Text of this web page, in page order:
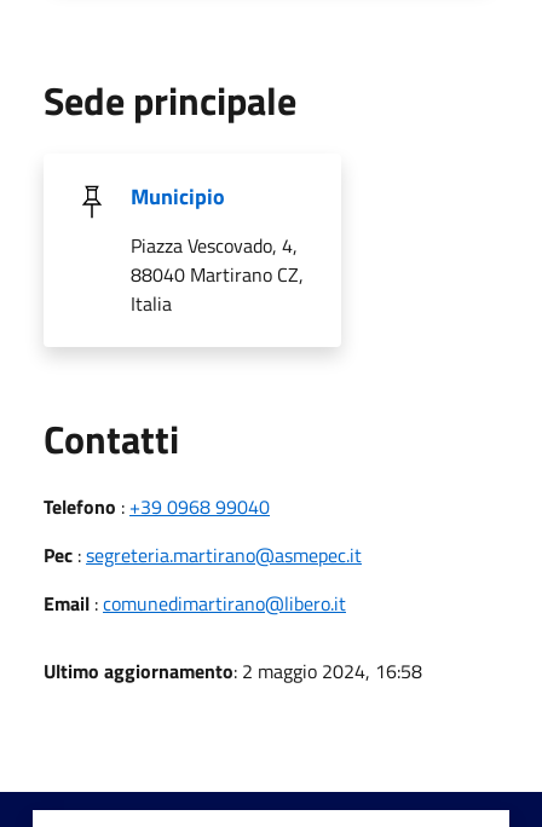
Sede principale
Municipio
Piazza Vescovado, 4,
88040 Martirano CZ,
Italia
Contatti
Telefono : +39 0968 99040
Pec :segreteria.martirano@asmepec.it
Email :comunedimartirano@libero.it
Ultimo aggiornamento: 2 maggio 2024, 16:58